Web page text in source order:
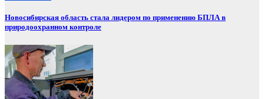
Новосибирская область стала лидером по применению БПЛА в
природоохранном контроле